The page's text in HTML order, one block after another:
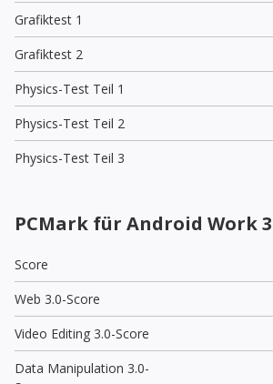
Grafiktest 1
Grafiktest 2
Physics-Test Teil 1
Physics-Test Teil 2
Physics-Test Teil 3
PCMark für Android Work
Score
Web 3.0-Score
Video Editing 3.0-Score
Data Manipulation 3.0-